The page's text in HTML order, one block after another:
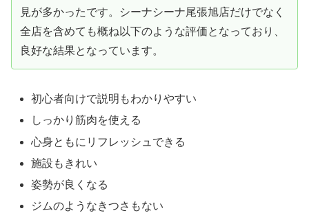
見が多かったです。シーナシーナ尾張旭店だけでなく
全店を含めても概ね以下のような評価となっており、
良好な結果となっています。
初心者向けで説明もわかりやすい
しっかり筋肉を使える
心身ともにリフレッシュできる
施設もきれい
姿勢が良くなる
ジムのようなきつさもない